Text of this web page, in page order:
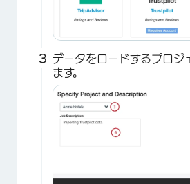
データをロードするプロジ
ます。